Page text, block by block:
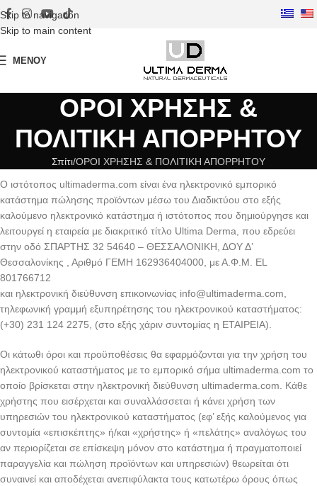
Skip to navigation
Skip to main content
ΜΕΝΟΎ
ΟΡΟΙ ΧΡΗΣΗΣ &
ΠΟΛΙΤΙΚΗ ΑΠΟΡΡΗΤΟΥ
Σπίτι ΟΡΟΙ ΧΡΗΣΗΣ & ΠΟΛΙΤΙΚΗ ΑΠΟΡΡΗΤΟΥ
O ιστότοπος ultimaderma.com είναι ένα ηλεκτρονικό εμπορικό
κατάστημα πώλησης προϊόντων μέσω του Διαδικτύου στο εξής
καλούμενο ηλεκτρονικό κατάστημα ή ιστότοπος που δημιούργησε και
λειτουργεί η εταιρεία με διακριτικό τίτλο Ultima Derma, που εδρεύει
στην οδό ΣΠΑΡΤΗΣ 32 54640 – ΘΕΣΣΑΛΟΝΙΚΗ, ΔΟΥ Δ’
Θεσσαλονίκης , Αριθμό ΓΕΜΗ 162936404000, με Α.Φ.Μ. EL
801766712
και ηλεκτρονική διεύθυνση επικοινωνίας info@ultimaderma.com
τηλεφωνική γραμμή εξυπηρέτησης του ηλεκτρονικού καταστήματος:
(+30) 231 124 2275, (στο εξής χάριν συντομίας η ΕΤΑΙΡΕΙΑ).
Οι κάτωθι όροι και προϋποθέσεις θα εφαρμόζονται για την χρήση του
ηλεκτρονικού καταστήματος με το εμπορικό σήμα ultimaderma.com το
οποίο βρίσκεται στην ηλεκτρονική διεύθυνση ultimaderma.com. Κάθε
χρήστης που εισέρχεται και συναλλάσσεται ή κάνει χρήση των
υπηρεσιών του ηλεκτρονικού καταστήματος (εφ’ εξής καλούμενος για
συντομία «επισκέπτης» ή/και «χρήστης» ή «πελάτης» αναλόγως του
αν περιορίζεται σε επίσκεψη μόνον στο κατάστημα ή πραγματοποιεί
παραγγελία και πώληση προϊόντων και υπηρεσιών) θεωρείται ότι
συναινεί και αποδέχεται ανεπιφύλακτα τους κατωτέρω όρους όπως